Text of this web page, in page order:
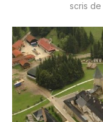
scris de